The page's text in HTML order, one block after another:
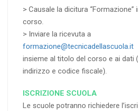
> Causale la dicitura “Formazione”
corso.
> Inviare la ricevuta a
formazione@tecnicadellascuola.it
insieme al titolo del corso e ai dati
indirizzo e codice fiscale).
ISCRIZIONE SCUOLA
Le scuole potranno richiedere